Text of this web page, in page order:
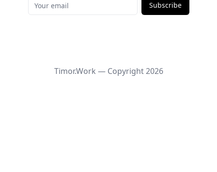
Subscribe
Timor.Work — Copyright2026